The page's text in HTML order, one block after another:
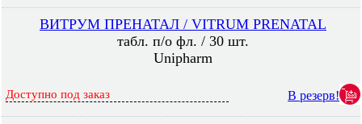
ВИТРУМ ПРЕНАТАЛ / VITRUM PRENATAL
табл. п/о фл. / 30 шт.
Unipharm
Доступно под заказ В резерв!